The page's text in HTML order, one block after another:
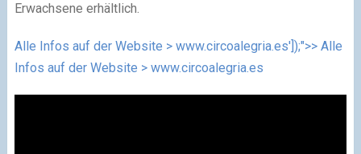
Erwachsene erhältlich.
Alle Infos auf der Website > www.circoalegria.es']);">> Alle
Infos auf der Website > www.circoalegria.es